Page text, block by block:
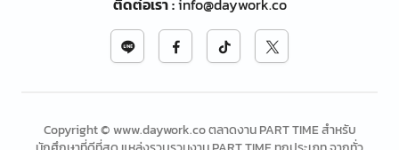
Copyright © www.daywork.co ตลาดงาน PART TIME สำหรับ